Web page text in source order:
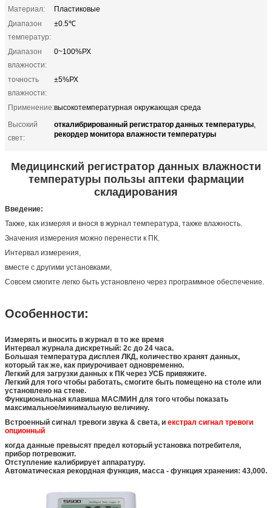
Материал:
Пластиковые
Диапазон
температур:
±0.5℃
Диапазон
влажности:
0~100%РХ
точность
влажности:
±5%РХ
Применение:высокотемпературная окружающая среда
Высокий
свет:
откалибрированный регистратор данных температуры,
рекордер монитора влажности температуры
Медицинский регистратор данных влажности
температуры пользы аптеки фармации
складирования
Введение:
Также, как измеряя и внося в журнал температура, также влажность.
Значения измерения можно перенести к ПК.
Интервал измерения,
вместе с другими установками,
Совсем смогите легко быть установлено через программное обеспечение.
Особенности:
Измерять и вносить в журнал в то же время
Интервал журнала дискретный: 2с до 24 часа.
Большая температура дисплея ЛКД, количество хранят данных,
который так же, как приурочивает одновременно.
Легкий для загрузки данных к ПК через УСБ привяжите.
Легкий для того чтобы работать, смогите быть помещено на столе или
установлено на стене.
Функциональная клавиша МАС/МИН для того чтобы показать
максимальное/минимальную величину.
Встроенный сигнал тревоги звука & света, и екстрал сигнал тревоги
опционный
когда данные превысят предел который установка потребителя,
прибор потревожит.
Отступление калибрирует аппаратуру.
Автоматическая рекордная функция, масса - функция хранения: 43,000.